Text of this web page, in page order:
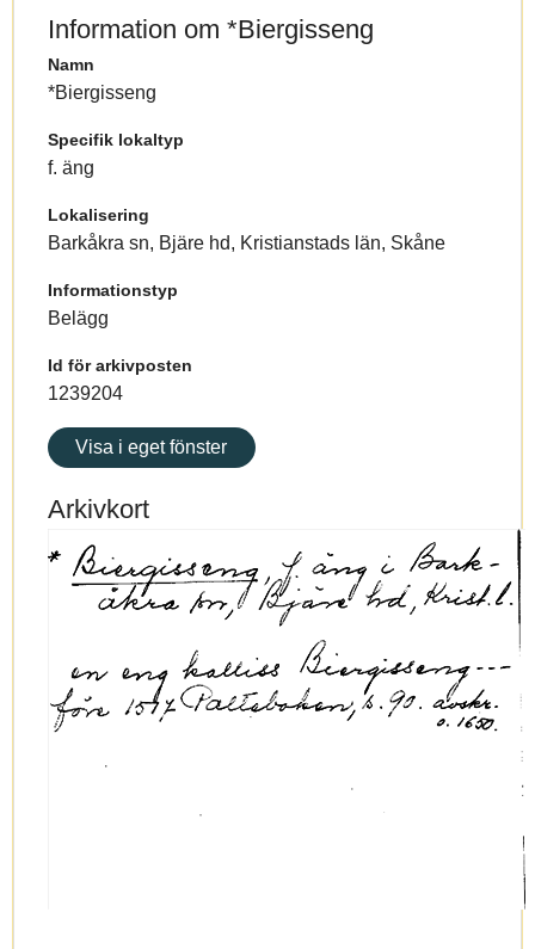
Information om *Biergisseng
Namn
*Biergisseng
Specifik lokaltyp
f. äng
Lokalisering
Barkåkra sn, Bjäre hd, Kristianstads län, Skåne
Informationstyp
Belägg
Id för arkivposten
1239204
Visa i eget fönster
Arkivkort